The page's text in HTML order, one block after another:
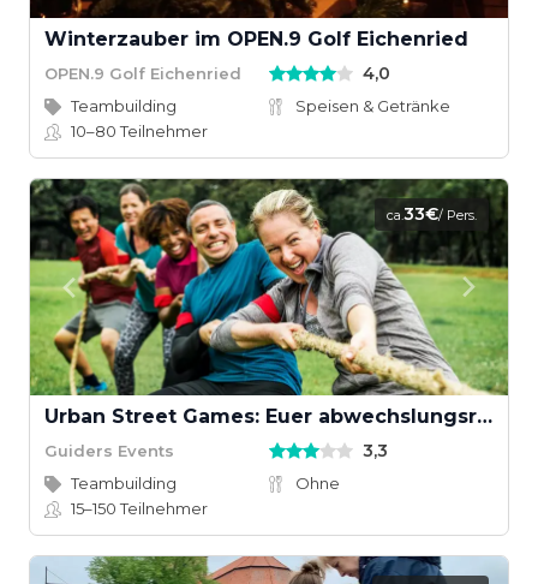
Winterzauber im OPEN.9 Golf Eichenried
OPEN.9 Golf Eichenried 4,0
Teambuilding
Speisen & Getränke
10–80Teilnehmer
ca.33€/ Pers.
Urban Street Games: Euer abwechslungsreiches Teamevent
Guiders Events 3,3
Teambuilding
Ohne
15–150Teilnehmer